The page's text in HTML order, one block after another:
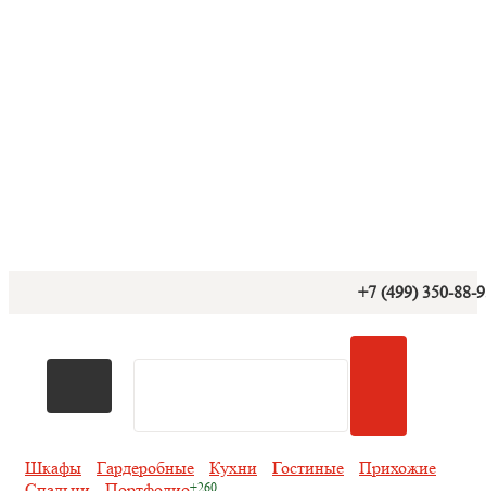
+7 (499) 350-88-
Шкафы Гардеробные Кухни Гостиные
Прихожие